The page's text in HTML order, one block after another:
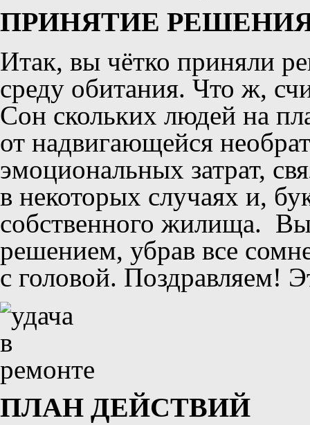
ПРИНЯТИЕ
Итак, вы чётко приняли
среду обитания. Что ж,
Сон скольких людей на
от надвигающейся
эмоциональных затрат,
в некоторых случаях и,
собственного жилища.
решением, убрав все
с головой. Поздравляем!
ПЛАН ДЕЙСТВИЙ